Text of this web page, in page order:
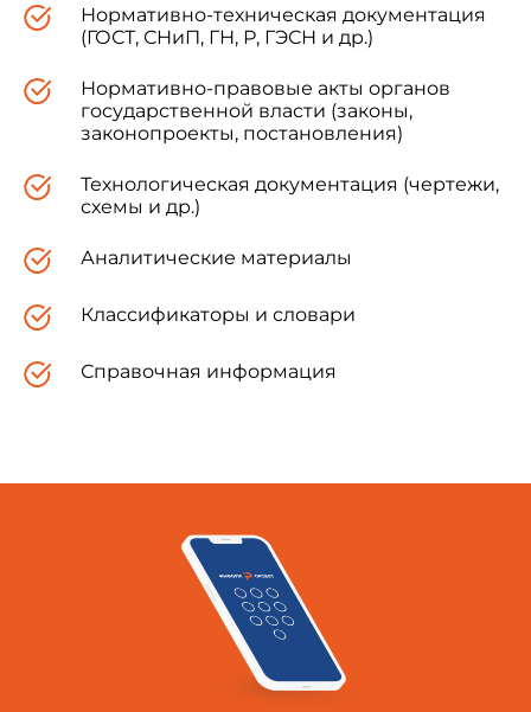
Нормативно-техническая документация
(ГОСТ, СНиП, ГН, Р, ГЭСН и др.)
Нормативно-правовые акты органов
государственной власти (законы,
законопроекты, постановления)
Технологическая документация (чертежи,
схемы и др.)
Аналитические материалы
Классификаторы и словари
Справочная информация